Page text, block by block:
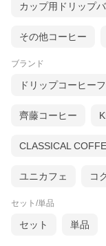
※福袋商品の
カップ用ドリップ
その他コーヒー
ブランド
ドリップコーヒー
齊藤コーヒー
CLASSICAL
ユニカフェ コ
セット/単品
セット 単品